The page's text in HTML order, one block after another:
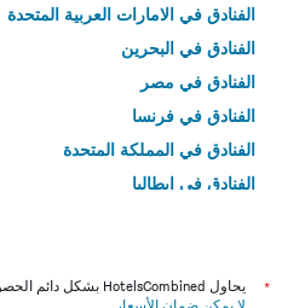
الفنادق في الامارات العربية المتحدة
الفنادق في البحرين
الفنادق في مصر
الفنادق في فرنسا
الفنادق في المملكة المتحدة
الفنادق في إيطاليا
*
يحاول HotelsCombined بشكل دائم الحصول على الأسعار الدقيقة، ولكن